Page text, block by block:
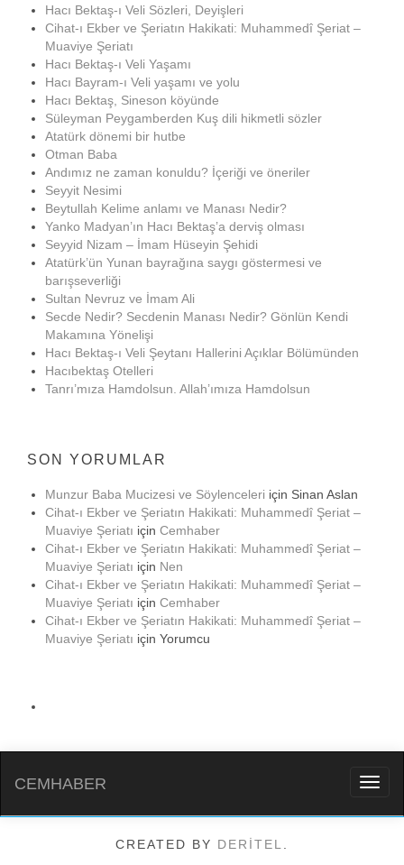
Hacı Bektaş-ı Veli Sözleri, Deyişleri
Cihat-ı Ekber ve Şeriatın Hakikati: Muhammedî Şeriat –
Muaviye Şeriatı
Hacı Bektaş-ı Veli Yaşamı
Hacı Bayram-ı Veli yaşamı ve yolu
Hacı Bektaş, Sineson köyünde
Süleyman Peygamberden Kuş dili hikmetli sözler
Atatürk dönemi bir hutbe
Otman Baba
Andımız ne zaman konuldu? İçeriği ve öneriler
Seyyit Nesimi
Beytullah Kelime anlamı ve Manası Nedir?
Yanko Madyan’ın Hacı Bektaş’a derviş olması
Seyyid Nizam – İmam Hüseyin Şehidi
Atatürk’ün Yunan bayrağına saygı göstermesi ve
barışseverliği
Sultan Nevruz ve İmam Ali
Secde Nedir? Secdenin Manası Nedir? Gönlün Kendi
Makamına Yönelişi
Hacı Bektaş-ı Veli Şeytanı Hallerini Açıklar Bölümünden
Hacıbektaş Otelleri
Tanrı’mıza Hamdolsun. Allah’ımıza Hamdolsun
SON YORUMLAR
Munzur Baba Mucizesi ve Söylenceleri için Sinan Aslan
Cihat-ı Ekber ve Şeriatın Hakikati: Muhammedî Şeriat –
Muaviye Şeriatı için Cemhaber
Cihat-ı Ekber ve Şeriatın Hakikati: Muhammedî Şeriat –
Muaviye Şeriatı için Nen
Cihat-ı Ekber ve Şeriatın Hakikati: Muhammedî Şeriat –
Muaviye Şeriatı için Cemhaber
Cihat-ı Ekber ve Şeriatın Hakikati: Muhammedî Şeriat –
Muaviye Şeriatı için Yorumcu
CEMHABER
CREATED BY DERİTEL